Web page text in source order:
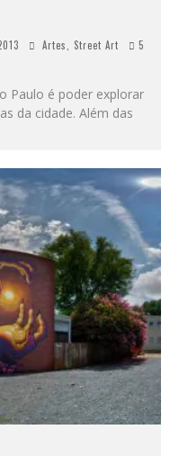
Artes Street Art
5
Paulo é poder explorar
da cidade. Além das